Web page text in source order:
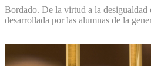
Bordado. De la virtud a la desigualdad
desarrollada por las alumnas de la